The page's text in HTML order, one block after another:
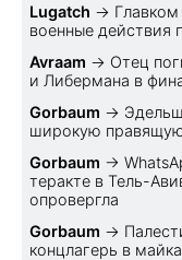
Lugatch →
военные действия
Avraam → Отец
и Либермана в
Gorbaum →
широкую
Gorbaum →
теракте в Тель-
опровергла
Gorbaum →
концлагерь в